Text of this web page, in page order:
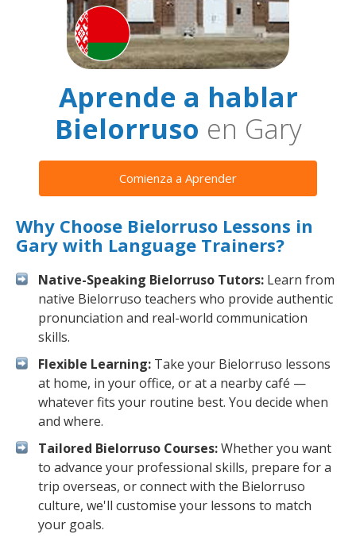
Aprende a hablar
Bielorruso en Gary
Comienza a Aprender
Why Choose Bielorruso Lessons in
Gary with Language Trainers?
Native-Speaking Bielorruso Tutors: Learn from
native Bielorruso teachers who provide authentic
pronunciation and real-world communication
skills.
Flexible Learning: Take your Bielorruso lessons
at home, in your office, or at a nearby café —
whatever fits your routine best. You decide when
and where.
Tailored Bielorruso Courses:Whether you want
to advance your professional skills, prepare for a
trip overseas, or connect with the Bielorruso
culture, we'll customise your lessons to match
your goals.